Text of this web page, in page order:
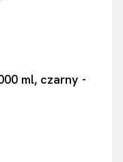
ml, czarny -